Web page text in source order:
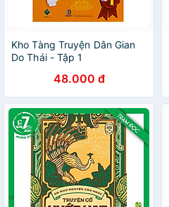
Kho Tàng Truyện Dân Gian
Do Thái - Tập 1
48.000 đ